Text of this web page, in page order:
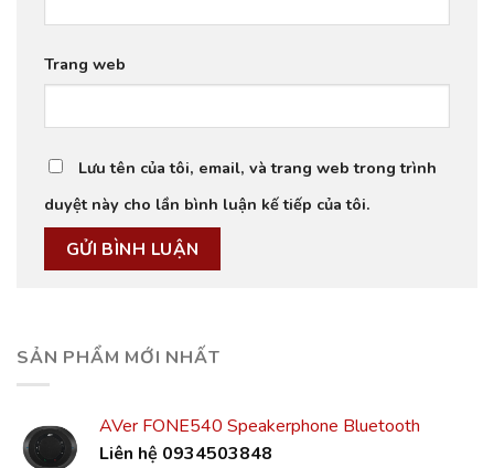
Trang web
Lưu tên của tôi, email, và trang web trong trình
duyệt này cho lần bình luận kế tiếp của tôi.
SẢN PHẨM MỚI NHẤT
AVer FONE540 Speakerphone Bluetooth
Liên hệ 0934503848